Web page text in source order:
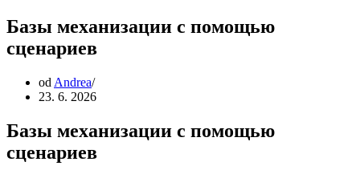
Базы механизации с помощью
сценариев
od Andrea
23. 6. 2026
Базы механизации с помощью
сценариев